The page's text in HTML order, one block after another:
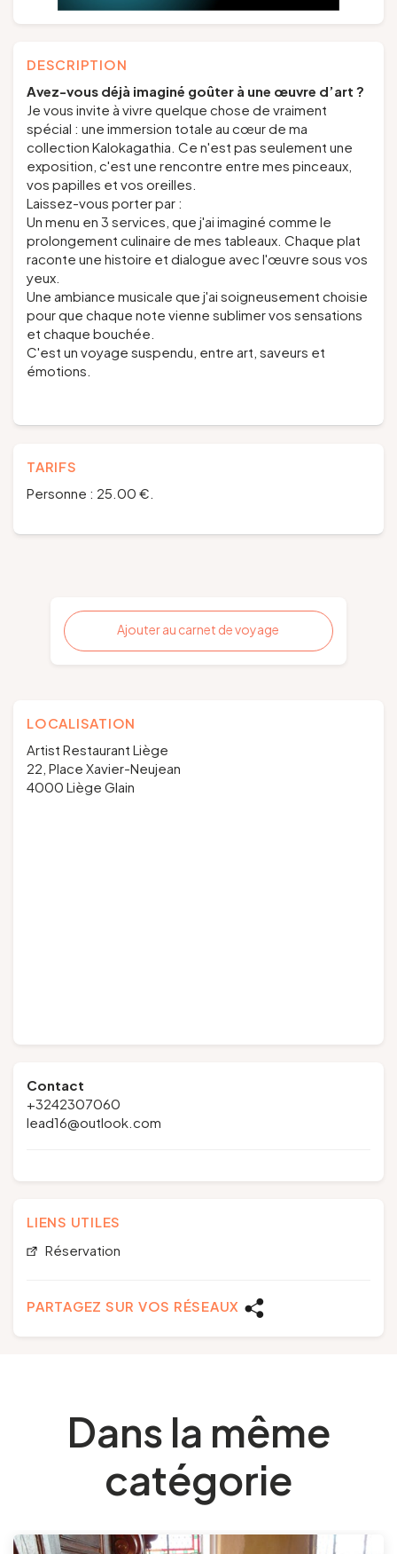
DESCRIPTION
Avez-vous déjà imaginé goûter à une œuvre d’art ?
Je vous invite à vivre quelque chose de vraiment
spécial : une immersion totale au cœur de ma
collection Kalokagathia. Ce n'est pas seulement une
exposition, c'est une rencontre entre mes pinceaux,
vos papilles et vos oreilles.
Laissez-vous porter par :
Un menu en 3 services, que j'ai imaginé comme le
prolongement culinaire de mes tableaux. Chaque plat
raconte une histoire et dialogue avec l'œuvre sous vos
yeux.
Une ambiance musicale que j'ai soigneusement choisie
pour que chaque note vienne sublimer vos sensations
et chaque bouchée.
C'est un voyage suspendu, entre art, saveurs et
émotions.
TARIFS
Personne : 25.00 €.
Ajouter au carnet de voyage
LOCALISATION
Artist Restaurant Liège
22, Place Xavier-Neujean
4000 Liège Glain
Contact
+3242307060
lead16@outlook.com
LIENS UTILES
Réservation
PARTAGEZ SUR VOS RÉSEAUX
Dans la même
catégorie